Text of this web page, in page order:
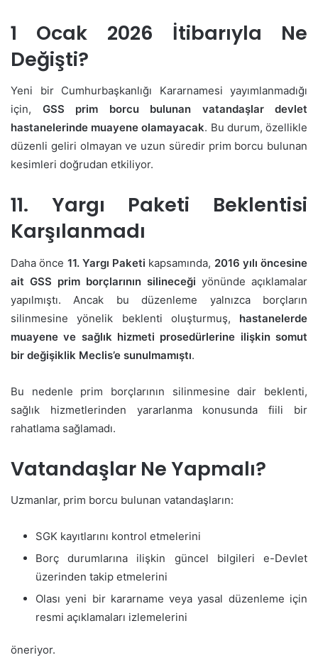
1 Ocak 2026 İtibarıyla Ne
Değişti?
Yeni bir Cumhurbaşkanlığı Kararnamesi yayımlanmadığı
için, GSS prim borcu bulunan vatandaşlar devlet
hastanelerinde muayene olamayacak. Bu durum, özellikle
düzenli geliri olmayan ve uzun süredir prim borcu bulunan
kesimleri doğrudan etkiliyor.
11. Yargı Paketi Beklentisi
Karşılanmadı
Daha önce 11. Yargı Paketi kapsamında, 2016 yılı öncesine
ait GSS prim borçlarının silineceği yönünde açıklamalar
yapılmıştı. Ancak bu düzenleme yalnızca borçların
silinmesine yönelik beklenti oluşturmuş, hastanelerde
muayene ve sağlık hizmeti prosedürlerine ilişkin somut
bir değişiklik Meclis’e sunulmamıştı.
Bu nedenle prim borçlarının silinmesine dair beklenti,
sağlık hizmetlerinden yararlanma konusunda fiili bir
rahatlama sağlamadı.
Vatandaşlar Ne Yapmalı?
Uzmanlar, prim borcu bulunan vatandaşların:
SGK kayıtlarını kontrol etmelerini
Borç durumlarına ilişkin güncel bilgileri e-Devlet
üzerinden takip etmelerini
Olası yeni bir kararname veya yasal düzenleme için
resmi açıklamaları izlemelerini
öneriyor.